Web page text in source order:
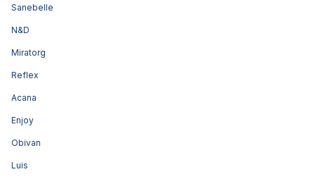
Sanebelle
N&D
Miratorg
Reflex
Acana
Enjoy
Obivan
Luis